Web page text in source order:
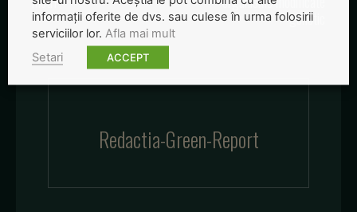
genetic
Redactia-Green-Report
informații oferite de dvs. sau culese în urma folosirii
serviciilor lor. Afla mai mult
Setari
ACCEPT